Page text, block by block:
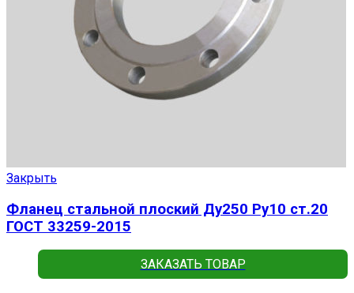
Закрыть
Фланец стальной плоский Ду250 Ру10 ст.20
ГОСТ 33259-2015
ЗАКАЗАТЬ ТОВАР